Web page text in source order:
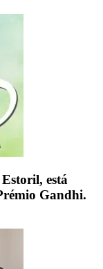
está
Gandhi.